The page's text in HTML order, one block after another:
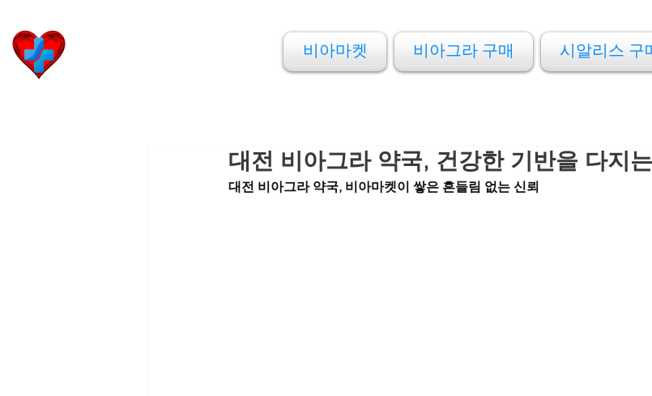
비아마켓 비아그라 구매 시알리스 구
대전 비아그라 약국, 건강한 기반을 다지
대전 비아그라 약국, 비아마켓이 쌓은 흔들림 없는 신뢰